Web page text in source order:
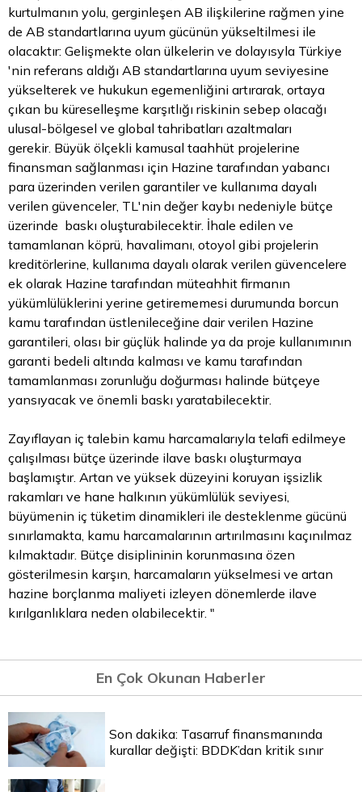
kurtulmanın yolu, gerginleşen AB ilişkilerine rağmen yine
de AB standartlarına uyum gücünün yükseltilmesi ile
olacaktır: Gelişmekte olan ülkelerin ve dolayısyla Türkiye
'nin referans aldığı AB standartlarına uyum seviyesine
yükselterek ve hukukun egemenliğini artırarak, ortaya
çıkan bu küreselleşme karşıtlığı riskinin sebep olacağı
ulusal-bölgesel ve global tahribatları azaltmaları
gerekir. Büyük ölçekli kamusal taahhüt projelerine
finansman sağlanması için Hazine tarafından yabancı
para üzerinden verilen garantiler ve kullanıma dayalı
verilen güvenceler, TL'nin değer kaybı nedeniyle bütçe
üzerinde baskı oluşturabilecektir. İhale edilen ve
tamamlanan köprü, havalimanı, otoyol gibi projelerin
kreditörlerine, kullanıma dayalı olarak verilen güvencelere
ek olarak Hazine tarafından müteahhit firmanın
yükümlülüklerini yerine getirememesi durumunda borcun
kamu tarafından üstlenileceğine dair verilen Hazine
garantileri, olası bir güçlük halinde ya da proje kullanımının
garanti bedeli altında kalması ve kamu tarafından
tamamlanması zorunluğu doğurması halinde bütçeye
yansıyacak ve önemli baskı yaratabilecektir.
Zayıflayan iç talebin kamu harcamalarıyla telafi edilmeye
çalışılması bütçe üzerinde ilave baskı oluşturmaya
başlamıştır. Artan ve yüksek düzeyini koruyan işsizlik
rakamları ve hane halkının yükümlülük seviyesi,
büyümenin iç tüketim dinamikleri ile desteklenme gücünü
sınırlamakta, kamu harcamalarının artırılmasını kaçınılmaz
kılmaktadır. Bütçe disiplininin korunmasına özen
gösterilmesin karşın, harcamaların yükselmesi ve artan
hazine borçlanma maliyeti izleyen dönemlerde ilave
kırılganlıklara neden olabilecektir. "
En Çok Okunan Haberler
Son dakika: Tasarruf finansmanında
kurallar değişti: BDDK’dan kritik sınır